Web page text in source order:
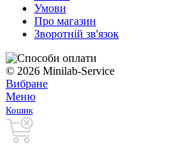
Умови
Про магазин
Зворотній зв'язок
© 2026 Minilab-Service
Вибране
Меню
Кошик